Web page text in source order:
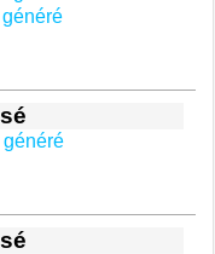
généré
généré